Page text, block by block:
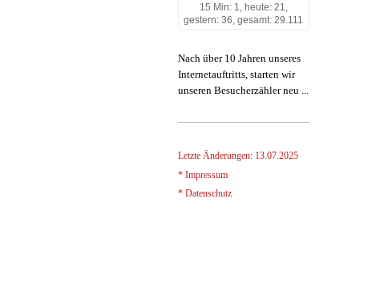
15 Min: 1, heute: 21,
gestern: 36, gesamt: 29.111
Nach über 10 Jahren unseres
Internetauftritts, starten wir
unseren Besucherzähler neu ...
Letzte Änderungen: 13.07.2025
* Impressum
* Datenschutz